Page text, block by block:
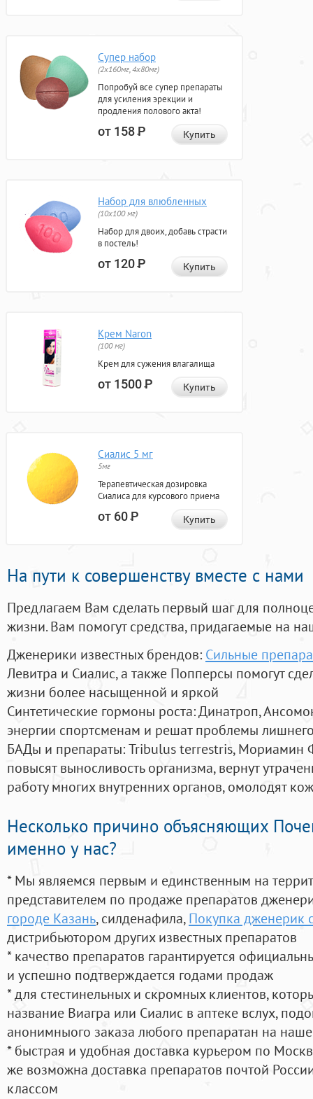
Супер набор
(2х160мг, 4х80мг)
Попробуй все супер препараты
для усиления эрекции и
продления полового акта!
от 158Р Купить
Набор для влюбленных
(10х100 мг)
Набор для двоих, добавь страсти
в постель!
от 120Р Купить
Крем Naron
(100 мг)
Крем для сужения влагалища
от 1500Р Купить
Сиалис 5 мг
5мг
Терапевтическая дозировка
Сиалиса для курсового приема
от 60Р Купить
На пути к совершенству вместе с нами
Предлагаем Вам сделать первый шаг для
жизни. Вам помогут средства, придагаемые на
Дженерики известных брендов: Сильные
Левитра и Сиалис, а также Попперсы помогут
жизни более насыщенной и яркой
Синтетические гормоны роста: Динатроп,
энергии спортсменам и решат проблемы
БАДы и препараты:Tribulus terrestris, Мориамин
повысят выносливость организма, вернут
работу многих внутренних органов, омолодят
Несколько причино объясняющих
именно у нас?
* Мы являемся первым и единственным на
представителем по продаже препаратов
городе Казань, силденафила, Покупка дженерик
дистрибьютором других известных препаратов
* качество препаратов гарантируется
и успешно подтверждается годами продаж
* для стестинельных и скромных клиентов,
название Виагра или Сиалис в аптеке вслух,
анонимныого заказа любого препаратан на
* быстрая и удобная доставка курьером по
же возможна доставка препаратов почтой
классом